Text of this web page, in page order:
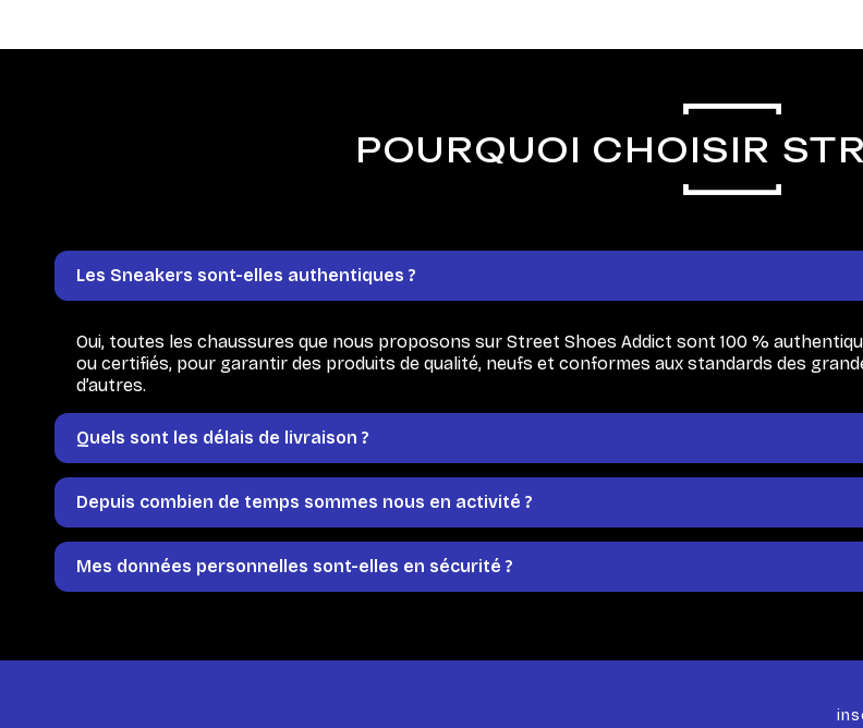
POURQUOI CHOISIR
Les Sneakers sont-elles authentiques ?
Oui, toutes les chaussures que nous proposons sur Street Shoes Addict sont 100 %
ou certifiés, pour garantir des produits de qualité, neufs et conformes aux standards des
d’autres.
Quels sont les délais de livraison ?
Depuis combien de temps sommes nous en activité ?
Mes données personnelles sont-elles en sécurité ?